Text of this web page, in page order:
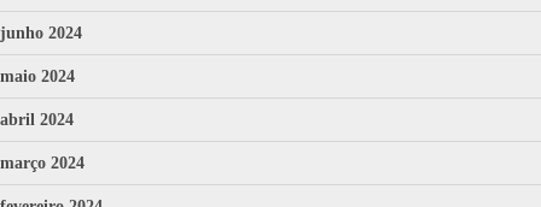
junho 2024
maio 2024
abril 2024
março 2024